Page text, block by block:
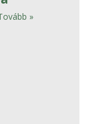
»